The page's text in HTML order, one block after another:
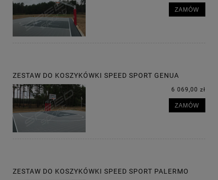
ZAMÓW
ZESTAW DO KOSZYKÓWKI SPEED SPORT GENUA
6 069,00 zł
ZAMÓW
ZESTAW DO KOSZYKÓWKI SPEED SPORT PALERMO